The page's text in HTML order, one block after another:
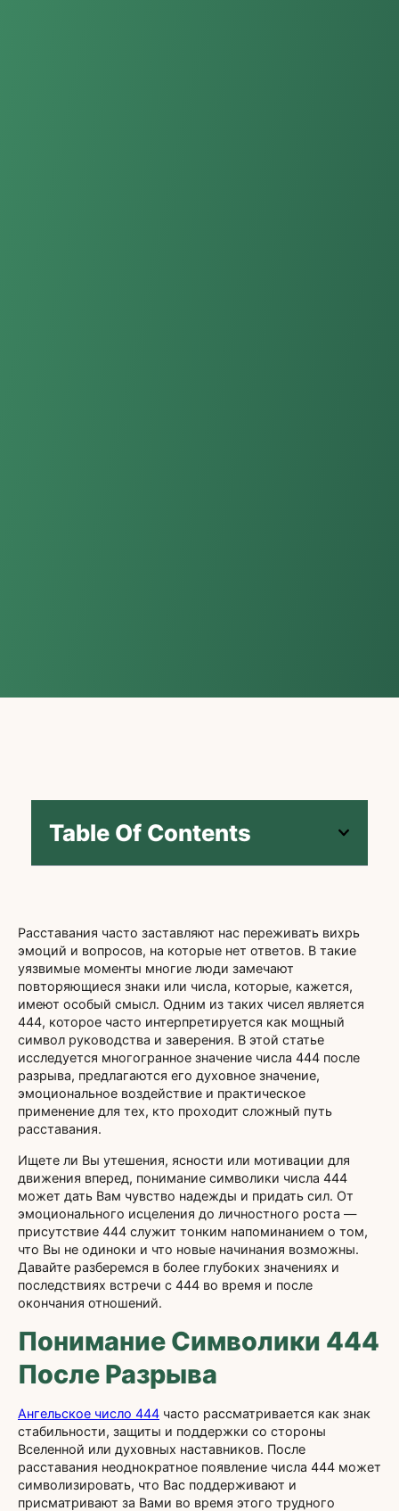
Table Of Contents
Расставания часто заставляют нас переживать вихрь
эмоций и вопросов, на которые нет ответов. В такие
уязвимые моменты многие люди замечают
повторяющиеся знаки или числа, которые, кажется,
имеют особый смысл. Одним из таких чисел является
444, которое часто интерпретируется как мощный
символ руководства и заверения. В этой статье
исследуется многогранное значение числа 444 после
разрыва, предлагаются его духовное значение,
эмоциональное воздействие и практическое
применение для тех, кто проходит сложный путь
расставания.
Ищете ли Вы утешения, ясности или мотивации для
движения вперед, понимание символики числа 444
может дать Вам чувство надежды и придать сил. От
эмоционального исцеления до личностного роста —
присутствие 444 служит тонким напоминанием о том,
что Вы не одиноки и что новые начинания возможны.
Давайте разберемся в более глубоких значениях и
последствиях встречи с 444 во время и после
окончания отношений.
Понимание Символики 444
После Разрыва
Ангельское число 444 часто рассматривается как знак
стабильности, защиты и поддержки со стороны
Вселенной или духовных наставников. После
расставания неоднократное появление числа 444 может
символизировать, что Вас поддерживают и
присматривают за Вами во время этого трудного